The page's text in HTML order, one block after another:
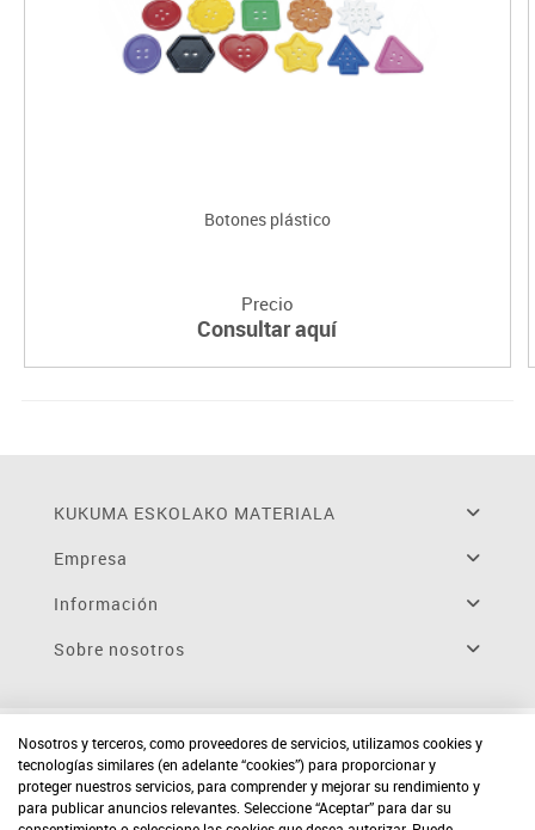
Botones plástico
Precio
Consultar aquí
KUKUMA ESKOLAKO MATERIALA
Empresa
Información
Sobre nosotros
Nosotros y terceros, como proveedores de servicios, utilizamos cookies y
tecnologías similares (en adelante “cookies”) para proporcionar y
proteger nuestros servicios, para comprender y mejorar su rendimiento y
para publicar anuncios relevantes. Seleccione “Aceptar” para dar su